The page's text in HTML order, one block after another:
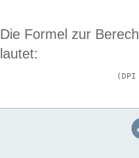
Die Formel zur
lautet: